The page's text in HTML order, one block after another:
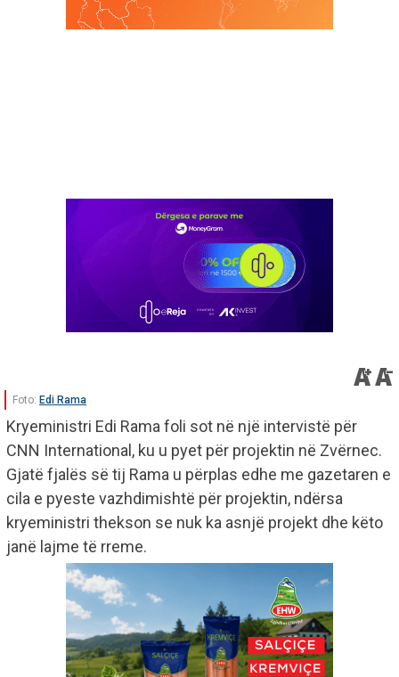
Foto: Edi Rama
Kryeministri Edi Rama foli sot në një intervistë për
CNN International, ku u pyet për projektin në Zvërnec.
Gjatë fjalës së tij Rama u përplas edhe me gazetaren e
cila e pyeste vazhdimishtë për projektin, ndërsa
kryeministri thekson se nuk ka asnjë projekt dhe këto
janë lajme të rreme.